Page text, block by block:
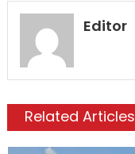
Editor
Related Articles